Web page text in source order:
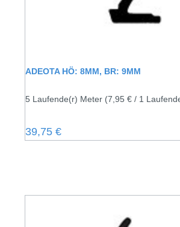
ADEOTA HÖ: 8MM, BR: 9MM
5 Laufende(r) Meter (7,95 € / 1
Regulärer Preis:
39,75 €